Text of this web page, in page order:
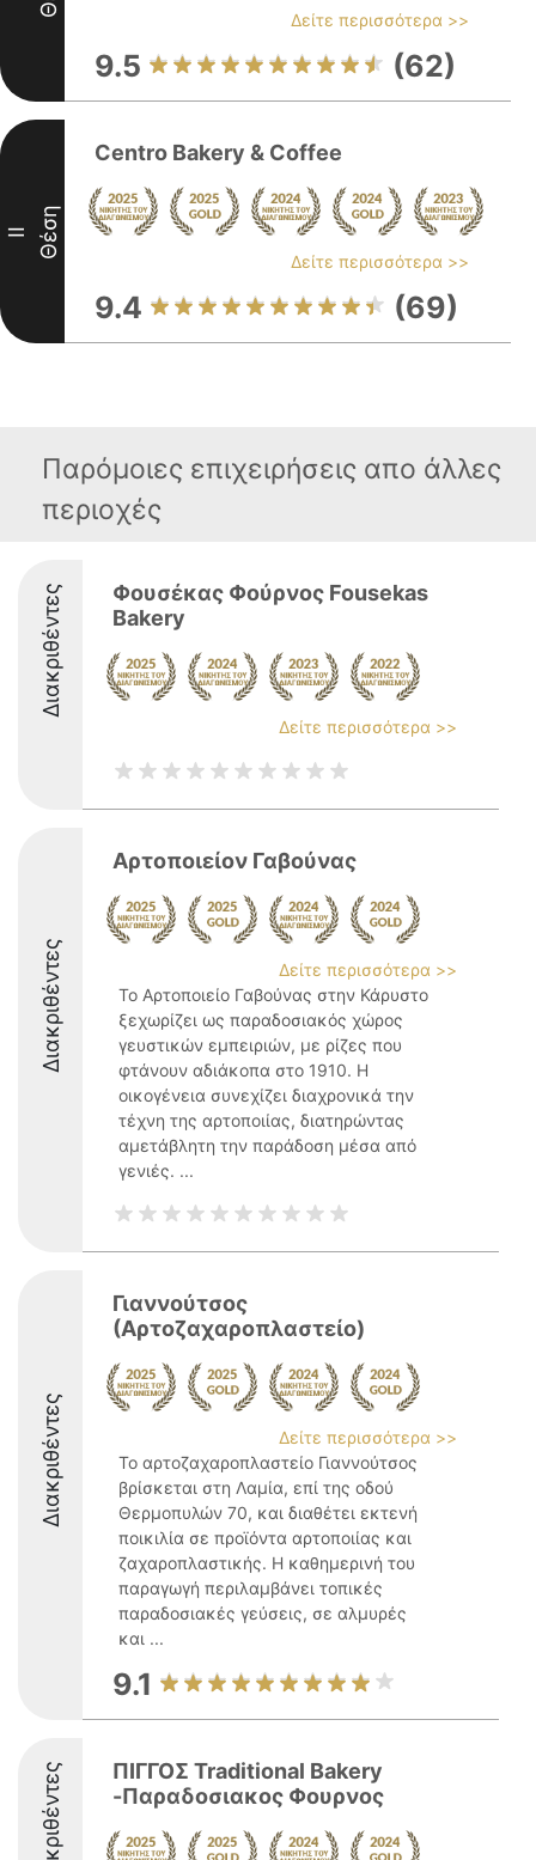
Δείτε περισσότερα >>
9.5 (62)
II Θέση
Centro Bakery & Coffee
Δείτε περισσότερα >>
9.4 (69)
Παρόμοιες επιχειρήσεις απο άλλες
περιοχές
Διακριθέντες
Φουσέκας Φούρνος Fousekas
Bakery
Δείτε περισσότερα >>
Διακριθέντες
Αρτοποιείον Γαβούνας
Δείτε περισσότερα >>
Το Αρτοποιείο Γαβούνας στην Κάρυστο
ξεχωρίζει ως παραδοσιακός χώρος
γευστικών εμπειριών, με ρίζες που
φτάνουν αδιάκοπα στο 1910. Η
οικογένεια συνεχίζει διαχρονικά την
τέχνη της αρτοποιίας, διατηρώντας
αμετάβλητη την παράδοση μέσα από
γενιές. ...
Διακριθέντες
Γιαννούτσος
(Αρτοζαχαροπλαστείο)
Δείτε περισσότερα >>
Το αρτοζαχαροπλαστείο Γιαννούτσος
βρίσκεται στη Λαμία, επί της οδού
Θερμοπυλών 70, και διαθέτει εκτενή
ποικιλία σε προϊόντα αρτοποιίας και
ζαχαροπλαστικής. Η καθημερινή του
παραγωγή περιλαμβάνει τοπικές
παραδοσιακές γεύσεις, σε αλμυρές
και ...
9.1
Διακριθέντες
ΠΙΓΓΟΣ Traditional Bakery
-Παραδοσιακος Φουρνος